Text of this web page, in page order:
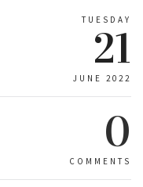
TUESDAY
21
JUNE 2022
0
COMMENTS